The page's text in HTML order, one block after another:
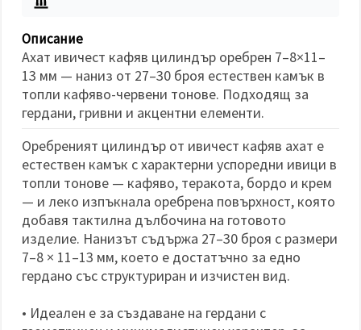
Описание
Ахат ивичест кафяв цилиндър оребрен 7–8×11–
13 мм — наниз от 27–30 броя естествен камък в
топли кафяво-червени тонове. Подходящ за
гердани, гривни и акцентни елементи.
Оребреният цилиндър от ивичест кафяв ахат е
естествен камък с характерни успоредни ивици в
топли тонове — кафяво, теракота, бордо и крем
— и леко изпъкнала оребрена повърхност, която
добавя тактилна дълбочина на готовото
изделие. Нанизът съдържа 27–30 броя с размери
7–8 × 11–13 мм, което е достатъчно за едно
герданo със структуриран и изчистен вид.
• Идеален е за създаване на гердани с